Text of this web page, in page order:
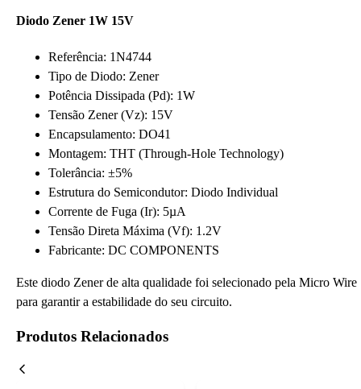
Diodo Zener 1W 15V
Referência: 1N4744
Tipo de Diodo: Zener
Potência Dissipada (Pd): 1W
Tensão Zener (Vz): 15V
Encapsulamento: DO41
Montagem: THT (Through-Hole Technology)
Tolerância: ±5%
Estrutura do Semicondutor: Diodo Individual
Corrente de Fuga (Ir): 5µA
Tensão Direta Máxima (Vf): 1.2V
Fabricante: DC COMPONENTS
Este diodo Zener de alta qualidade foi selecionado pela Micro Wire
para garantir a estabilidade do seu circuito.
Produtos Relacionados